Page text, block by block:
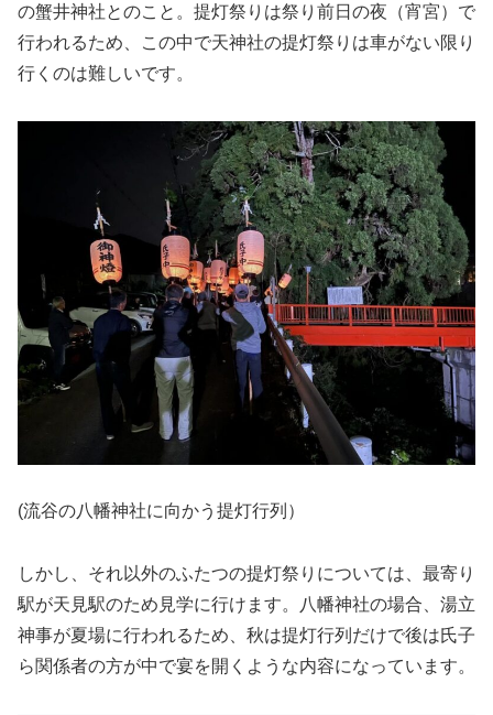
の蟹井神社とのこと。提灯祭りは祭り前日の夜（宵宮）で
行われるため、この中で天神社の提灯祭りは車がない限り
行くのは難しいです。
(流谷の八幡神社に向かう提灯行列）
しかし、それ以外のふたつの提灯祭りについては、最寄り
駅が天見駅のため見学に行けます。八幡神社の場合、湯立
神事が夏場に行われるため、秋は提灯行列だけで後は氏子
ら関係者の方が中で宴を開くような内容になっています。